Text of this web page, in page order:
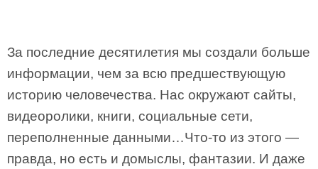
За последние десятилетия мы создали больше
информации, чем за всю предшествующую
историю человечества. Нас окружают сайты,
видеоролики, книги, социальные сети,
переполненные данными…Что-то из этого —
правда, но есть и домыслы, фантазии. И даже